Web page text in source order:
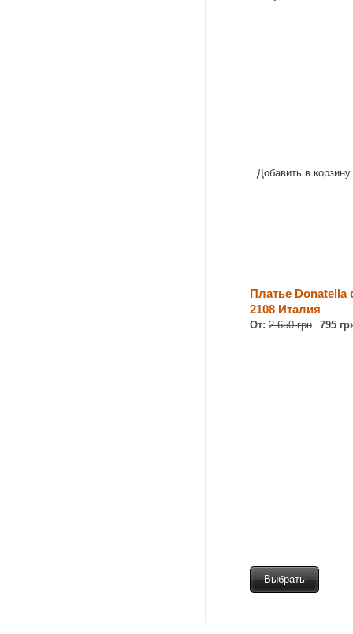
Добавить в корзину
Платье Donatella
2108 Италия
От: 2 650 грн 795
Выбрать